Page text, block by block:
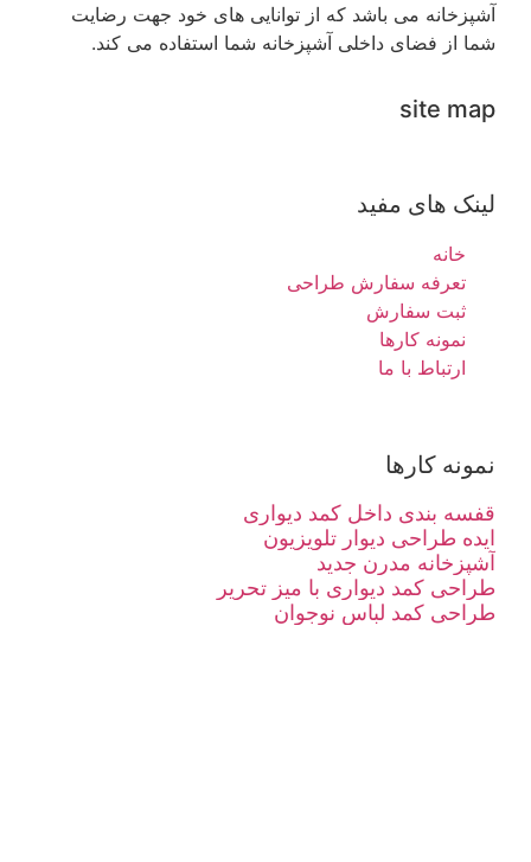
آشپزخانه می باشد که از توانایی های خود جهت رضایت
شما از فضای داخلی آشپزخانه شما استفاده می کند.
site map
لینک های مفید
خانه
تعرفه سفارش طراحی
ثبت سفارش
نمونه کارها
ارتباط با ما
نمونه کارها
قفسه بندی داخل کمد دیواری
ایده طراحی دیوار تلویزیون
آشپزخانه مدرن جدید
طراحی کمد دیواری با میز تحریر
طراحی کمد لباس نوجوان